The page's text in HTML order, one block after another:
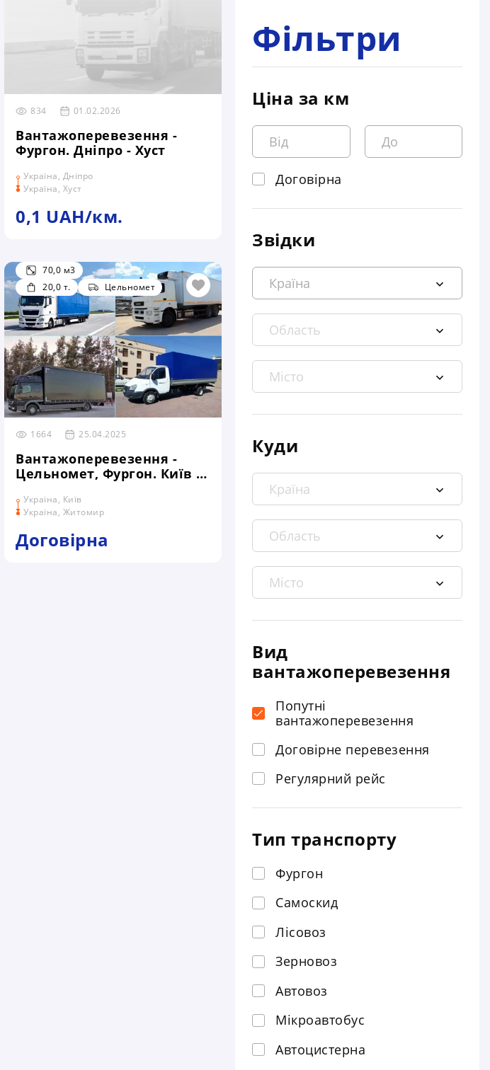
834 01.02.2026
Вантажоперевезення -
Фургон. Дніпро - Хуст
Україна, Дніпро
Україна, Хуст
0,1 UAH/км.
20,0 т. Цельномет
70,0 м3
1664 25.04.2025
Вантажоперевезення -
Цельномет, Фургон. Київ -
Україна, Київ
Україна, Житомир
Договірна
Фільтри
Ціна за км
Договірна
Звідки
Куди
Вид
вантажоперевезення
Попутні
вантажоперевезення
Договірне перевезення
Регулярний рейс
Тип транспорту
Фургон
Самоскид
Лісовоз
Зерновоз
Автовоз
Мікроавтобус
Автоцистерна